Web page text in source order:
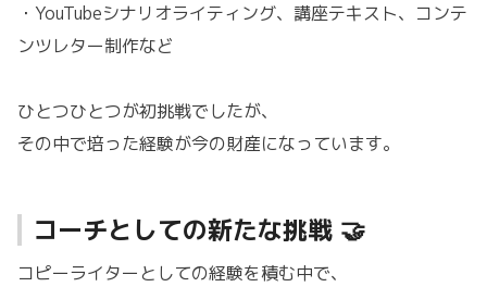
・YouTubeシナリオライティング、講座テキスト、コンテ
ンツレター制作など
ひとつひとつが初挑戦でしたが、
その中で培った経験が今の財産になっています。
コーチとしての新たな挑戦 🤝
コピーライターとしての経験を積む中で、